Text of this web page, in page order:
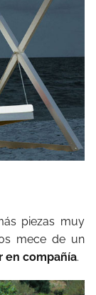
piezas muy
mece de un
en compañía.